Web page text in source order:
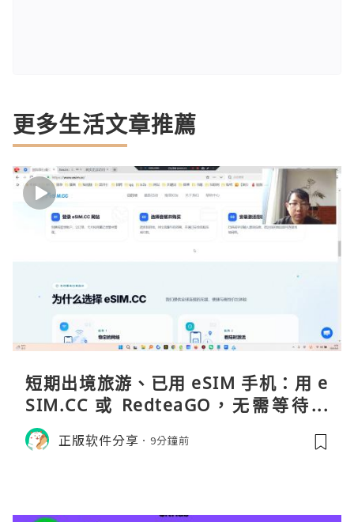
更多生活文章推薦
短期出境旅游、已用 eSIM 手机：用 e
SIM.CC 或 RedteaGO，无需等待收
货。需要“当地号码 + 通话短信”（如
打车、外卖、客户联络）：优先 Redt
正版软件分享 9分鐘前